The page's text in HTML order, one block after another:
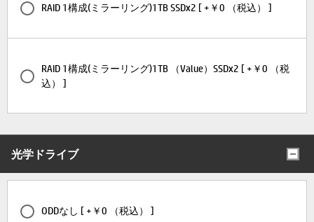
RAID 1構成(ミラーリング)1TB SSDx2 [ +￥0 （税込） ]
RAID 1構成(ミラーリング)1TB （Value）SSDx2 [ +￥0 （税
込） ]
光学ドライブ
ODDなし [ +￥0 （税込） ]